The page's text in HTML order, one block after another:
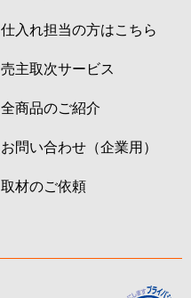
仕入れ担当の方はこちら
売主取次サービス
全商品のご紹介
お問い合わせ（企業用）
取材のご依頼